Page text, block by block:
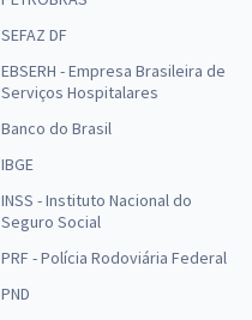
SEFAZ DF
EBSERH - Empresa Brasileira de
Serviços Hospitalares
Banco do Brasil
IBGE
INSS - Instituto Nacional do
Seguro Social
PRF - Polícia Rodoviária Federal
PND